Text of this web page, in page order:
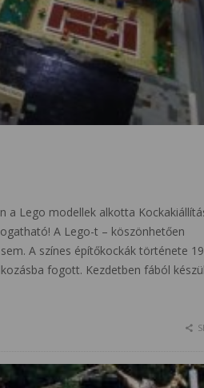
a Lego modellek alkotta
A Lego-t – köszönhetően
A színes építőkockák története
fogott. Kezdetben fából